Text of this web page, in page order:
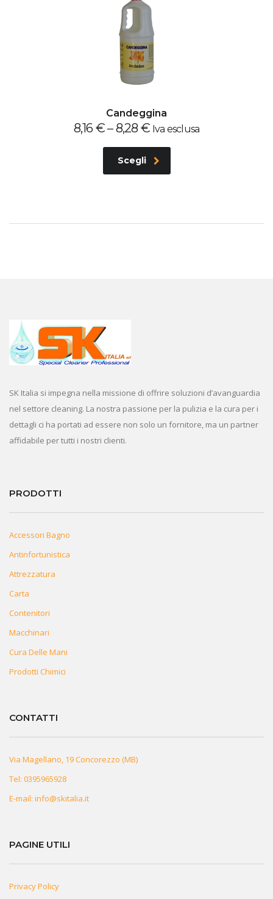
Candeggina
8,16 €–8,28 € Iva esclusa
Scegli
SK Italia si impegna nella missione di offrire soluzioni d’avanguardia
nel settore cleaning. La nostra passione per la pulizia e la cura per i
dettagli ci ha portati ad essere non solo un fornitore, ma un partner
affidabile per tutti i nostri clienti.
PRODOTTI
Accessori Bagno
Antinfortunistica
Attrezzatura
Carta
Contenitori
Macchinari
Cura Delle Mani
Prodotti Chimici
CONTATTI
Via Magellano, 19 Concorezzo (MB)
Tel: 0395965928
E-mail: info@skitalia.it
PAGINE UTILI
Privacy Policy